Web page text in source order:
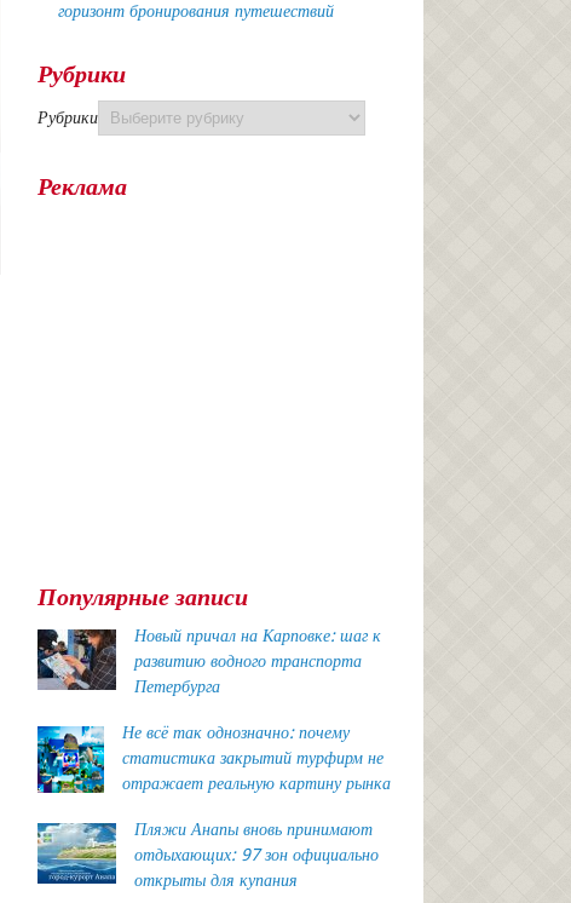
горизонт бронирования путешествий
Рубрики
Рубрики
Реклама
Популярные записи
Новый причал на Карповке: шаг к
развитию водного транспорта
Петербурга
Не всё так однозначно: почему
статистика закрытий турфирм не
отражает реальную картину рынка
Пляжи Анапы вновь принимают
отдыхающих: 97 зон официально
открыты для купания